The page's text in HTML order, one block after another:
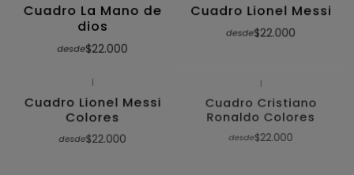
Cuadro La Mano de
dios
desde$22.000
Cuadro Lionel Messi
desde$22.000
|
Cuadro Lionel Messi
Colores
desde$22.000
|
Cuadro Cristiano
Ronaldo Colores
desde$22.000